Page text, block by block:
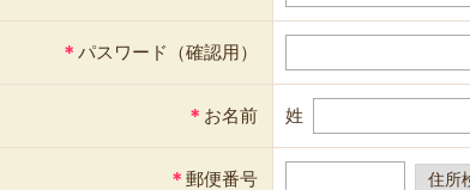
＊ パスワード（確認用）
＊ お名前 姓
＊ 郵便番号